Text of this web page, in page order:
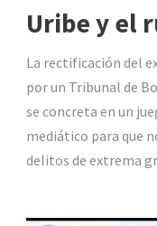
Uribe y el
La rectificación del
por un Tribunal de
se concreta en un
mediático para que
delitos de extrema